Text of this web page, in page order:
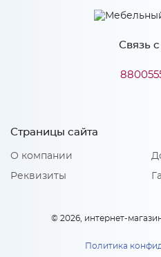
Связь
Страницы сайта
О компании
Реквизиты
© 2026, интернет-
Политика